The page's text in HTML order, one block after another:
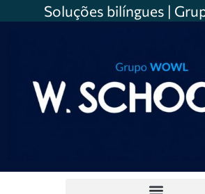
Soluções bilíngues |